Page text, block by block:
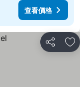
查看價格
分享 放